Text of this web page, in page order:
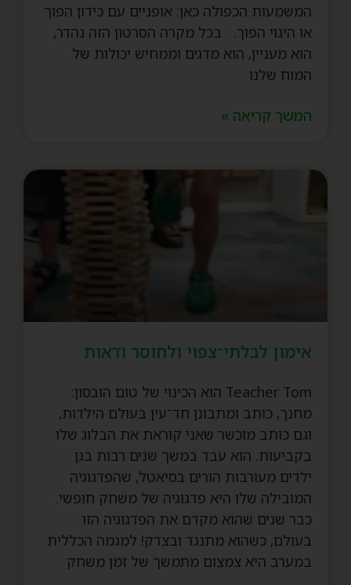
המשמעות הכפולה כאן: אופניים עם כידון הפוך
או היגוי הפוך. בכל מקרה הסרטון הזה נהדר,
הוא מעניין, הוא מדגים וממחיש יכולות של
המוח שלנו
המשך קריאה »
אימון לבלתי־צפוי ולחוסר ודאות
Teacher Tom הוא הכינוי של טום הובסון:
מחנך, כותב ומתבונן חד־עין בעולם הילדות,
וגם כותב מוכשר שאני קוראת את הבלוג שלו
בקביעות. הוא עבד במשך שנים רבות בגן
ילדים מעורבות הורים בסיאטל, שהפדגוגיה
המובילה שלו היא פדגוגיה של משחק חופשי.
כבר שנים שהוא מקדם את הפדגוגיה הזו
בעולם, כשהוא מתנגד ובצדק! למגמה הכללית
במערב היא צמצום מתמשך של זמן משחק